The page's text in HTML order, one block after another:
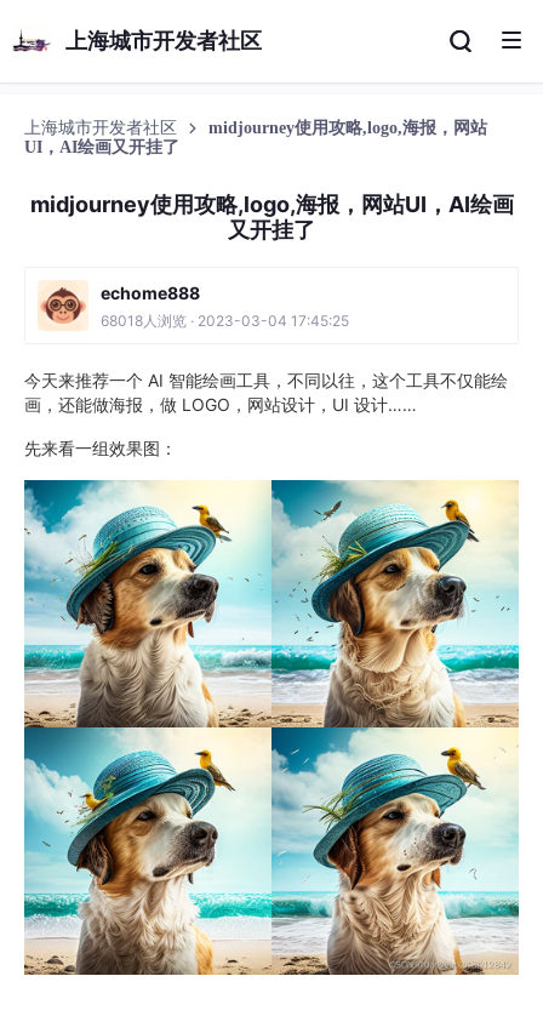
上海城市开发者社区
上海城市开发者社区
midjourney使用攻略,logo,海报，网站
UI，AI绘画又开挂了
midjourney使用攻略,logo,海报，网站UI，AI绘画
又开挂了
echome888
68018人浏览 · 2023-03-04 17:45:25
今天来推荐一个 AI 智能绘画工具，不同以往，这个工具不仅能绘
画，还能做海报，做 LOGO，网站设计，UI 设计……
先来看一组效果图：